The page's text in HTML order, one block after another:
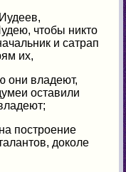
чтобы никто
и сатрап
их,
они владеют,
оставили
построение
доколе